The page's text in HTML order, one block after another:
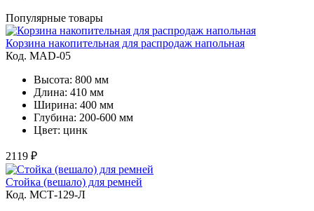
Популярные товары
Корзина накопительная для распродаж напольная
Код. MAD-05
Высота: 800 мм
Длина: 410 мм
Ширина: 400 мм
Глубина: 200-600 мм
Цвет: цинк
2119 ₽
Стойка (вешало) для ремней
Код. MСТ-129-Л